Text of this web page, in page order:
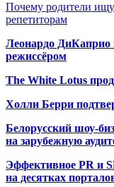
Почему родители
репетиторам
Леонардо
режиссёром
The White Lotus
Холли Берри
Белорусский шоу-
на зарубежную
Эффективное PR и
на десятках